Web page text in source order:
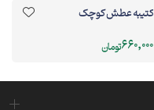
کتیبه عطش کوچک
660,000تومان